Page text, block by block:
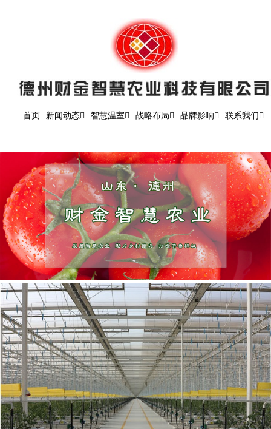
首页 新闻动态 智慧温室 战略布局 品牌影响 联系我们